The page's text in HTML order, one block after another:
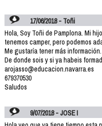
17/06/2018 - Toñi
Hola, Soy Toñi de Pamplona. Mi
tenemos camper, pero podemos
Me gustaría tener más información.
De donde sois y si ya habeis
arojasso@educacion.navarra.es
679370530
Saludos
9/07/2018 - JOSE I